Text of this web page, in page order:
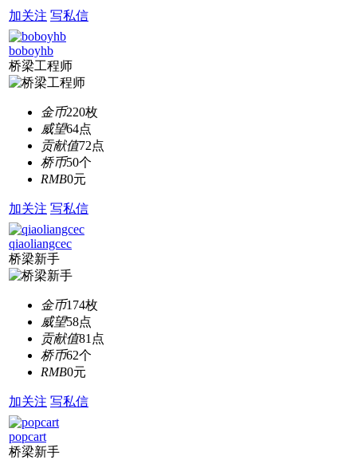
加关注 写私信
boboyhb
桥梁工程师
金币220枚
威望64点
贡献值72点
桥币50个
RMB0元
加关注 写私信
qiaoliangcec
桥梁新手
金币174枚
威望58点
贡献值81点
桥币62个
RMB0元
加关注 写私信
popcart
桥梁新手